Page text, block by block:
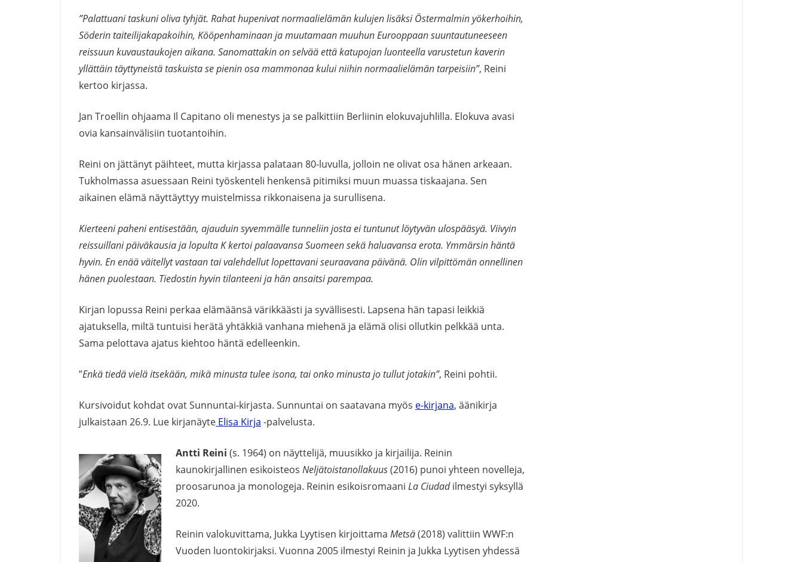
”Palattuani taskuni oliva tyhjät. Rahat hupenivat normaalielämän kulujen lisäksi Östermalmin yökerhoihin,
Söderin taiteilijakapakoihin, Kööpenhaminaan ja muutamaan muuhun Eurooppaan suuntautuneeseen
reissuun kuvaustaukojen aikana. Sanomattakin on selvää että katupojan luonteella varustetun kaverin
yllättäin täyttyneistä taskuista se pienin osa mammonaa kului niihin normaalielämän tarpeisiin”, Reini
kertoo kirjassa.
Jan Troellin ohjaama Il Capitano oli menestys ja se palkittiin Berliinin elokuvajuhlilla. Elokuva avasi
ovia kansainvälisiin tuotantoihin.
Reini on jättänyt päihteet, mutta kirjassa palataan 80-luvulla, jolloin ne olivat osa hänen arkeaan.
Tukholmassa asuessaan Reini työskenteli henkensä pitimiksi muun muassa tiskaajana. Sen
aikainen elämä näyttäyttyy muistelmissa rikkonaisena ja surullisena.
Kierteeni paheni entisestään, ajauduin syvemmälle tunneliin josta ei tuntunut löytyvän ulospääsyä. Viivyin
reissuillani päiväkausia ja lopulta K kertoi palaavansa Suomeen sekä haluavansa erota. Ymmärsin häntä
hyvin. En enää väitellyt vastaan tai valehdellut lopettavani seuraavana päivänä. Olin vilpittömän onnellinen
hänen puolestaan. Tiedostin hyvin tilanteeni ja hän ansaitsi parempaa.
Kirjan lopussa Reini perkaa elämäänsä värikkäästi ja syvällisesti. Lapsena hän tapasi leikkiä
ajatuksella, miltä tuntuisi herätä yhtäkkiä vanhana miehenä ja elämä olisi ollutkin pelkkää unta.
Sama pelottava ajatus kiehtoo häntä edelleenkin.
”Enkä tiedä vielä itsekään, mikä minusta tulee isona, tai onko minusta jo tullut jotakin”, Reini pohtii.
Kursivoidut kohdat ovat Sunnuntai-kirjasta. Sunnuntai on saatavana myös e-kirjana, äänikirja
julkaistaan 26.9. Lue kirjanäyte Elisa Kirja -palvelusta.
Antti Reini (s. 1964) on näyttelijä, muusikko ja kirjailija. Reinin
kaunokirjallinen esikoisteos Neljätoistanollakuus(2016) punoi yhteen novelleja,
proosarunoa ja monologeja. Reinin esikoisromaani La Ciudadilmestyi syksyllä
2020.
Reinin valokuvittama, Jukka Lyytisen kirjoittama Metsä(2018) valittiin WWF:n
Vuoden luontokirjaksi.​ Vuonna 2005 ilmestyi Reinin ja Jukka Lyytisen yhdessä